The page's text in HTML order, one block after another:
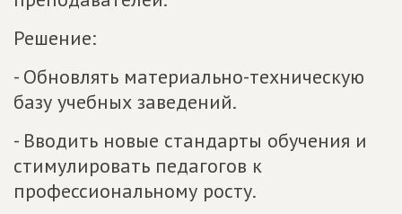
Решение:
- Обновлять материально-техническую
базу учебных заведений.
- Вводить новые стандарты обучения и
стимулировать педагогов к
профессиональному росту.